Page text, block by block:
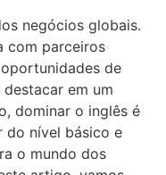
negócios globais.
com parceiros
de
em um
dominar o inglês é
do nível básico e
o mundo dos